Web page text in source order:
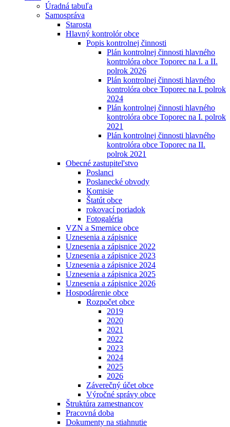
Úradná tabuľa
Samospráva
Starosta
Hlavný kontrolór obce
Popis kontrolnej činnosti
Plán kontrolnej činnosti hlavného
kontrolóra obce Toporec na I. a II.
polrok 2026
Plán kontrolnej činnosti hlavného
kontrolóra obce Toporec na I. polrok
2024
Plán kontrolnej činnosti hlavného
kontrolóra obce Toporec na I. polrok
2021
Plán kontrolnej činnosti hlavného
kontrolóra obce Toporec na II.
polrok 2021
Obecné zastupitel'stvo
Poslanci
Poslanecké obvody
Komisie
Štatút obce
rokovací poriadok
Fotogaléria
VZN a Smernice obce
Uznesenia a zápisnice
Uznesenia a zápisnice 2022
Uznesenia a zápisnice 2023
Uznesenia a zápisnice 2024
Uznesenia a zápisnica 2025
Uznesenia a zápisnice 2026
Hospodárenie obce
Rozpočet obce
2019
2020
2021
2022
2023
2024
2025
2026
Záverečný účet obce
Výročné správy obce
Štruktúra zamestnancov
Pracovná doba
Dokumenty na stiahnutie